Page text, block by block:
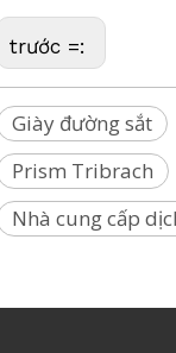
trước =:
Giày đường sắt
Prism Tribrach
Nhà cung cấp